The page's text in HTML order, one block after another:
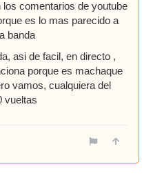
los comentarios de youtube
es lo mas parecido a
banda
asi de facil, en directo ,
porque es machaque
vamos, cualquiera del
vueltas